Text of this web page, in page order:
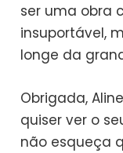
ser uma obra
insuportável,
longe da
Obrigada,
quiser ver o
não esqueça